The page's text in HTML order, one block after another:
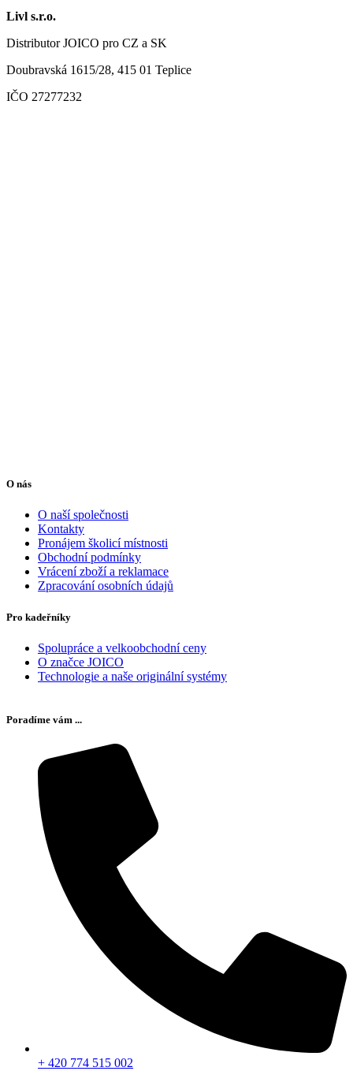
Livl s.r.o.
Distributor JOICO pro CZ a SK
Doubravská 1615/28, 415 01 Teplice
IČO 27277232
O nás
O naší společnosti
Kontakty
Pronájem školicí místnosti
Obchodní podmínky
Vrácení zboží a reklamace
Zpracování osobních údajů
Pro kadeřníky
Spolupráce a velkoobchodní ceny
O značce JOICO
Technologie a naše originální systémy
Poradíme vám ...
+ 420 774 515 002